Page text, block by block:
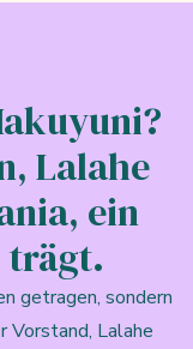
Lalahe
ein
trägt.
getragen, sondern
Vorstand, Lalahe